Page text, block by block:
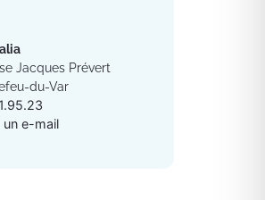
Jacques Prévert
du-Var
un e-mail